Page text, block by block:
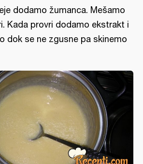
dodamo žumanca. Mešamo
Kada provri dodamo ekstrakt i
dok se ne zgusne pa skinemo